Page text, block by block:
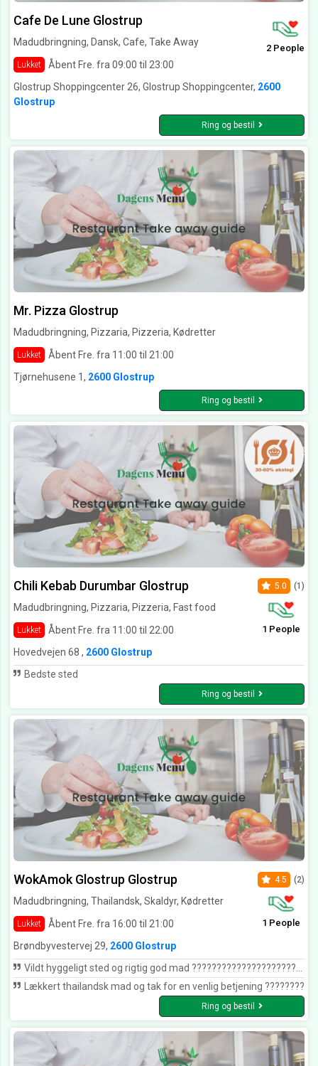
Cafe De Lune Glostrup
Madudbringning, Dansk, Cafe, Take Away
Lukket Åbent Fre. fra 09:00 til 23:00
2 People
Glostrup Shoppingcenter 26, Glostrup Shoppingcenter, 2600
Glostrup
Ring og bestil
Mr. Pizza Glostrup
Madudbringning, Pizzaria, Pizzeria, Kødretter
Lukket
Åbent Fre. fra 11:00 til 21:00
Tjørnehusene 1, 2600 Glostrup
Ring og bestil
Chili Kebab Durumbar Glostrup
Madudbringning, Pizzaria, Pizzeria, Fast food
Lukket Åbent Fre. fra 11:00 til 22:00
5.0 (1)
1 People
Hovedvejen 68 , 2600 Glostrup
Bedste sted
Ring og bestil
WokAmok Glostrup Glostrup
Madudbringning, Thailandsk, Skaldyr, Kødretter
Lukket Åbent Fre. fra 16:00 til 21:00
4.5 (2)
1 People
Brøndbyvestervej 29, 2600 Glostrup
Vildt hyggeligt sted og rigtig god mad ????????????????????????
Lækkert thailandsk mad og tak for en venlig betjening ????????
Ring og bestil